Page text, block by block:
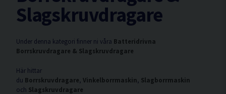
Slagskruvdragare
Under denna kategori finner ni våra Batteridrivna
Borrskruvdragare & Slagskruvdragare
Här hittar
du Borrskruvdragare, Vinkelborrmaskin, Slagborrmaskin
och Slagskruvdragare